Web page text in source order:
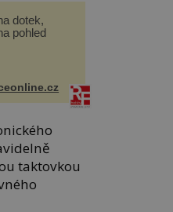
dotek,
pohled
taktovkou